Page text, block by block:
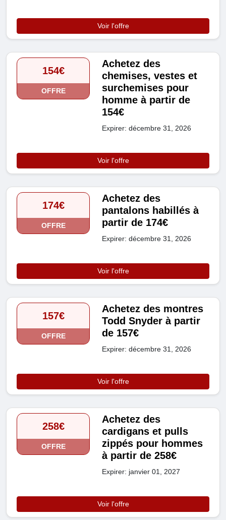
Voir l'offre
154€
OFFRE
Achetez des
chemises, vestes et
surchemises pour
homme à partir de
154€
Expirer: décembre 31, 2026
Voir l'offre
174€
OFFRE
Achetez des
pantalons habillés à
partir de 174€
Expirer: décembre 31, 2026
Voir l'offre
157€
OFFRE
Achetez des montres
Todd Snyder à partir
de 157€
Expirer: décembre 31, 2026
Voir l'offre
258€
OFFRE
Achetez des
cardigans et pulls
zippés pour hommes
à partir de 258€
Expirer: janvier 01, 2027
Voir l'offre